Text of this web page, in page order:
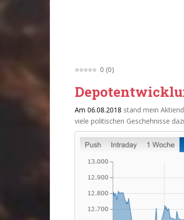
0 (0)
Am 06.08.2018 stand mein
viele politischen Geschehnisse